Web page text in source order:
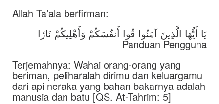
Allah Ta’ala berfirman:
يَا أَيُّهَا الَّذِينَ آمَنُوا قُوا أَنفُسَكُمْ وَأَهْلِيكُمْ نَارًا
Panduan Pengguna
Terjemahnya: Wahai orang-orang yang
beriman, peliharalah dirimu dan keluargamu
dari api neraka yang bahan bakarnya adalah
manusia dan batu [QS. At-Tahrim: 5]